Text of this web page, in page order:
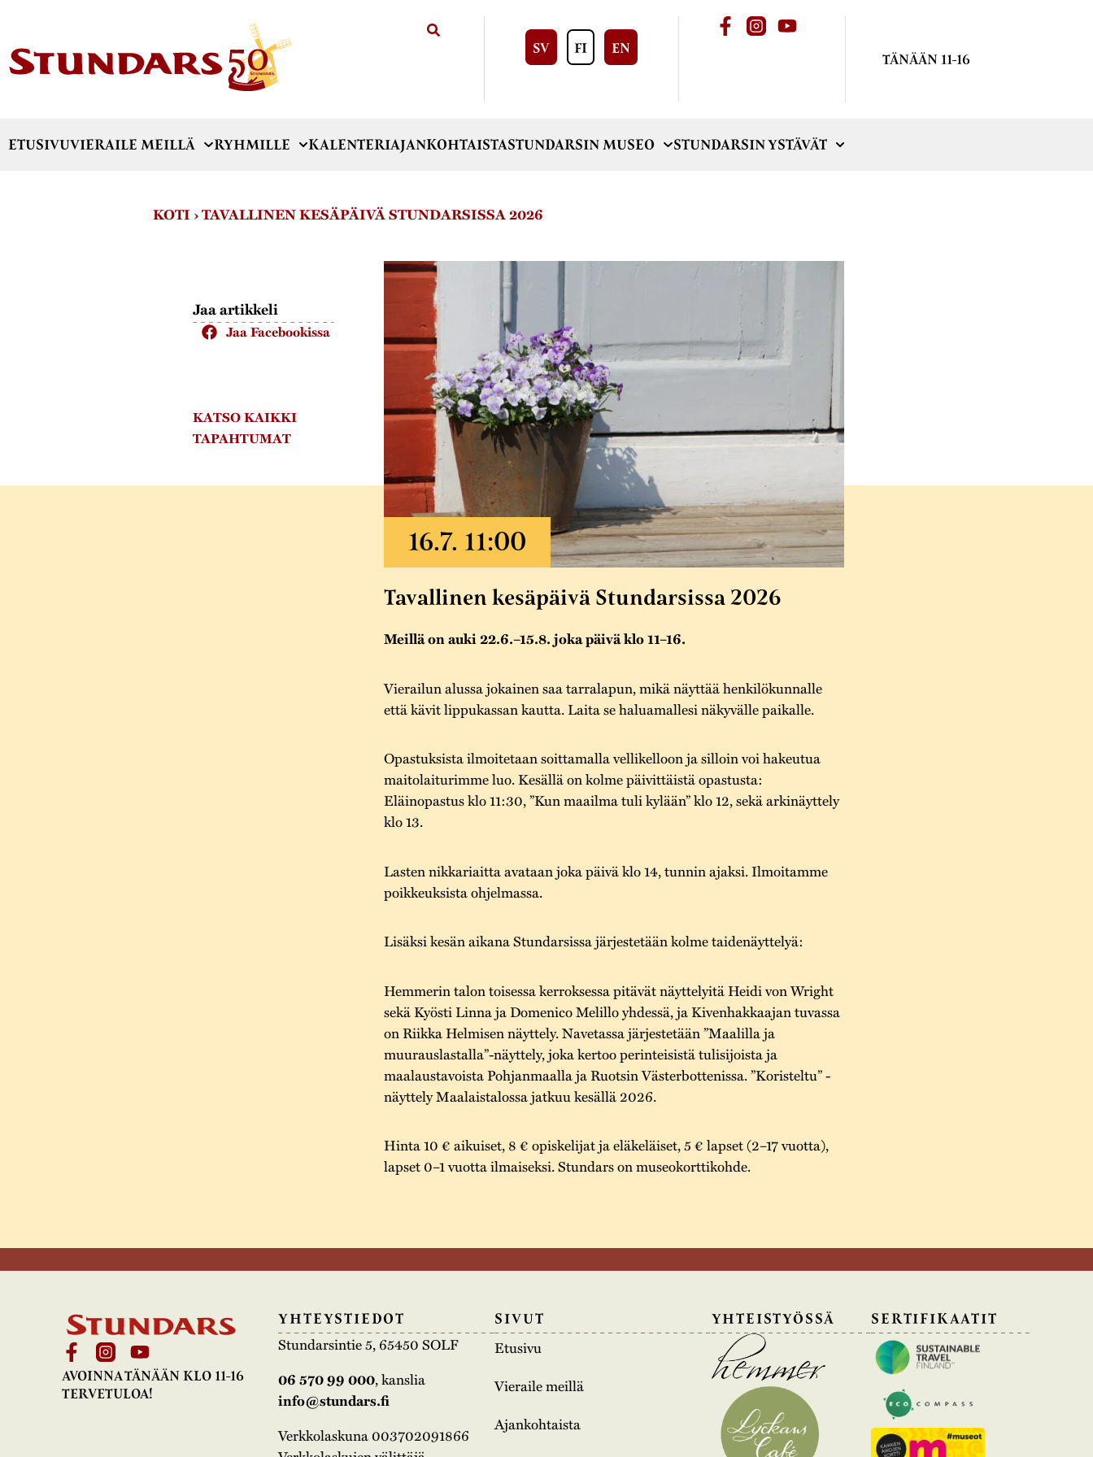
SV FI EN
TÄNÄÄN 11-16
ETUSIVUVIERAILE MEILLÄ RYHMILLE KALENTERIAJANKOHTAISTASTUNDARSIN MUSEO STUNDARSIN YSTÄVÄT
KOTI ›TAVALLINEN KESÄPÄIVÄ STUNDARSISSA 2026
Jaa artikkeli
Jaa Facebookissa
KATSO KAIKKI
TAPAHTUMAT
Tavallinen kesäpäivä Stundarsissa 2026
Meillä on auki 22.6.–15.8. joka päivä klo 11–16.
Vierailun alussa jokainen saa tarralapun, mikä näyttää henkilökunnalle
että kävit lippukassan kautta. Laita se haluamallesi näkyvälle paikalle.
Opastuksista ilmoitetaan soittamalla vellikelloon ja silloin voi hakeutua
maitolaiturimme luo. Kesällä on kolme päivittäistä opastusta:
Eläinopastus klo 11:30, ”Kun maailma tuli kylään” klo 12, sekä arkinäyttely
klo 13.
Lasten nikkariaitta avataan joka päivä klo 14, tunnin ajaksi. Ilmoitamme
poikkeuksista ohjelmassa.
Lisäksi kesän aikana Stundarsissa järjestetään kolme taidenäyttelyä:
Hemmerin talon toisessa kerroksessa pitävät näyttelyitä Heidi von Wright
sekä Kyösti Linna ja Domenico Melillo yhdessä, ja Kivenhakkaajan tuvassa
on Riikka Helmisen näyttely. Navetassa järjestetään ”Maalilla ja
muurauslastalla”-näyttely, joka kertoo perinteisistä tulisijoista ja
maalaustavoista Pohjanmaalla ja Ruotsin Västerbottenissa. ”Koristeltu” -
näyttely Maalaistalossa jatkuu kesällä 2026.
Hinta 10 € aikuiset, 8 € opiskelijat ja eläkeläiset, 5 € lapset (2–17 vuotta),
lapset 0–1 vuotta ilmaiseksi. Stundars on museokorttikohde.
AVOINNA TÄNÄÄN KLO 11-16
TERVETULOA!
YHTEYSTIEDOT
Stundarsintie 5, 65450 SOLF
06 570 99 000, kanslia
info@stundars.fi
Verkkolaskuna 003702091866
SIVUT
Etusivu
Vieraile meillä
Ajankohtaista
YHTEISTYÖSSÄ SERTIFIKAATIT